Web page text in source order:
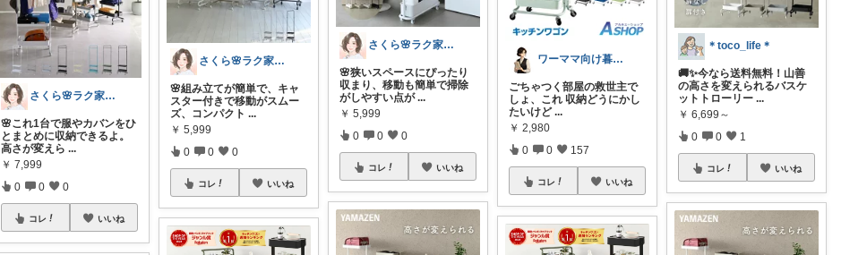
さくら🌸ラク家事&便利な生活雑貨🏠️
🌸これ1台で服やカバンをひ
とまとめに収納できるよ。
高さが変えら ...
￥ 7,999
0 0 0
コレ いいね
さくら🌸ラク家事&便利な生活雑貨🏠️
🌸組み立てが簡単で、キャ
スター付きで移動がスムー
ズ、コンパクト ...
￥ 5,999
0 0 0
コレ いいね
さくら🌸ラク家事&便利な生活雑貨🏠️
🌸狭いスペースにぴったり
収まり、移動も簡単で掃除
がしやすい点が ...
￥ 5,999
0 0 0
コレ いいね
ワーママ向け暮らしの便利グッズROOM
ごちゃつく部屋の救世主で
しょ、これ 収納どうにかし
たいけど...
￥ 2,980
0 0 157
コレ いいね
＊toco_life＊
🚚✨今なら送料無料！山善
の高さを変えられるバスケ
ットトローリー ...
￥ 6,699～
0 0 1
コレ いいね